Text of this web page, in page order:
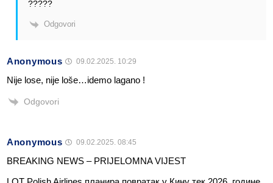
?????
Odgovori
Anonymous 09.02.2025. 10:29
Nije lose, nije loše…idemo lagano !
Odgovori
Anonymous 09.02.2025. 08:45
BREAKING NEWS – PRIJELOMNA VIJEST